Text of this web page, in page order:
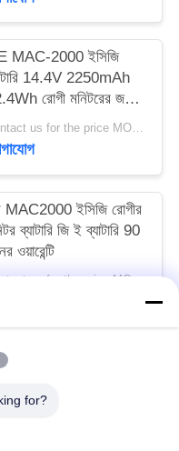
MAC-2000 ইসিজি
14.4V 2250mAh
রোগী মনিটরের জন্য
সরঞ্জাম ব্যাটারি
Contact us for the price MOQ:1
MAC2000 ইসিজি রোগীর
ব্যাটারি জি ই ব্যাটারি 90
ওয়ারেন্টি
Contact us for the price MOQ:1
for?